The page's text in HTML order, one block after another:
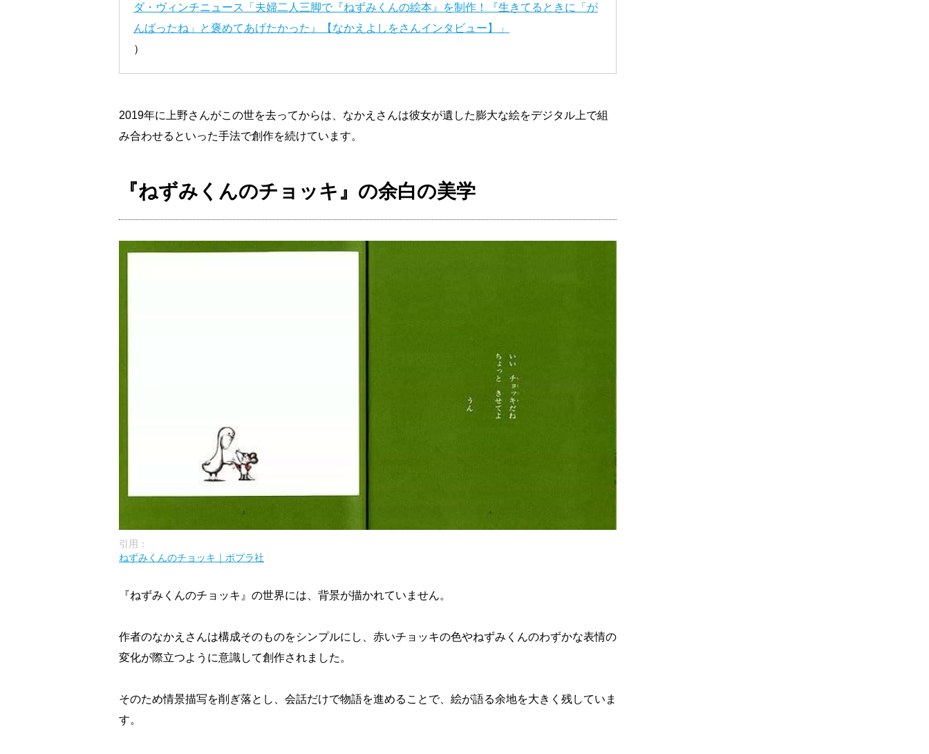
ダ・ヴィンチニュース「夫婦二人三脚で『ねずみくんの絵本』を制作！『生きてるときに「が
んばったね」と褒めてあげたかった』【なかえよしをさんインタビュー】」
）
2019年に上野さんがこの世を去ってからは、なかえさんは彼女が遺した膨大な絵をデジタル上で組
み合わせるといった手法で創作を続けています。
『ねずみくんのチョッキ』の余白の美学
引用：
ねずみくんのチョッキ｜ポプラ社
『ねずみくんのチョッキ』の世界には、背景が描かれていません。
作者のなかえさんは構成そのものをシンプルにし、赤いチョッキの色やねずみくんのわずかな表情の
変化が際立つように意識して創作されました。
そのため情景描写を削ぎ落とし、会話だけで物語を進めることで、絵が語る余地を大きく残していま
す。